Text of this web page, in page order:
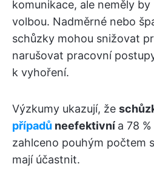
komunikace, ale neměly
volbou. Nadměrné nebo
schůzky mohou snižovat
narušovat pracovní
k vyhoření.
Výzkumy ukazují, že
případů neefektivní a 78
zahlceno pouhým počtem
mají účastnit.